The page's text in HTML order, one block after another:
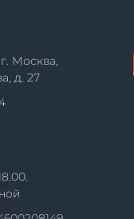
Москва,
д. 27